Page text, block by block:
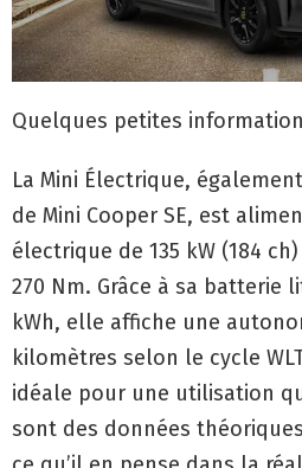
Quelques petites
La Mini Électrique,
de Mini Cooper SE, est
électrique de 135 kW (184
270 Nm. Grâce à sa batterie
kWh, elle affiche une
kilomètres selon le cycle
idéale pour une utilisation
sont des données